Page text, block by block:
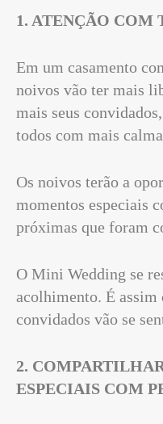
1. ATENÇÃO COM
Em um casamento
noivos vão ter mais
mais seus
todos com mais
Os noivos terão a
momentos especiais
próximas que foram
O Mini Wedding se
acolhimento. É assim
convidados vão se
2.
ESPECIAIS COM